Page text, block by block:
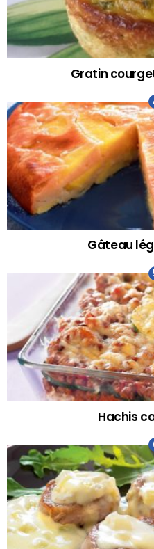
Gratin
Gâteau
Hachis